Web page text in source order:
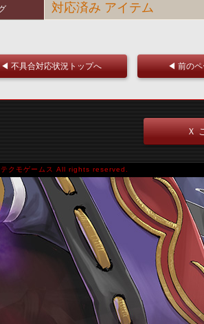
対応済み アイテム
◀ 不具合対応状況トップへ ◀ 前の
Ｘ